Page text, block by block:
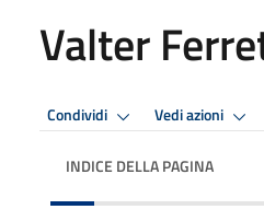
Valter
Condividi Vedi azioni
INDICE DELLA PAGINA